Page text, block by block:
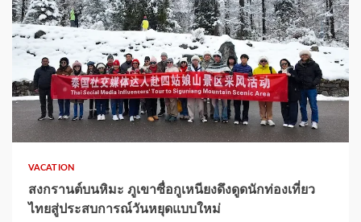
1 min read
VACATION
สงกรานต์บนหิมะ ภูเขาซื่อกูเหนียงดึงดูดนักท่องเที่ยว
ไทยสู่ประสบการณ์วันหยุดแบบใหม่